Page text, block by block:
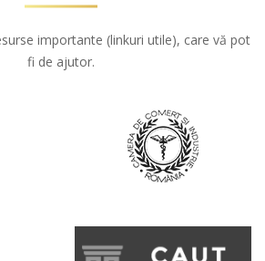
importante (linkuri utile), care vă pot
fi de ajutor.